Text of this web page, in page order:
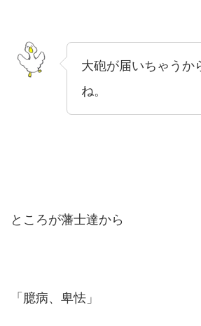
大砲が届いちゃうか
ね。
ところが藩士達から
「臆病、卑怯」